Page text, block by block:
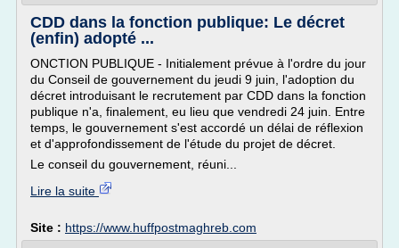
CDD dans la fonction publique: Le décret
(enfin) adopté ...
ONCTION PUBLIQUE - Initialement prévue à l'ordre du jour
du Conseil de gouvernement du jeudi 9 juin, l'adoption du
décret introduisant le recrutement par CDD dans la fonction
publique n'a, finalement, eu lieu que vendredi 24 juin. Entre
temps, le gouvernement s'est accordé un délai de réflexion
et d'approfondissement de l'étude du projet de décret.
Le conseil du gouvernement, réuni...
Lire la suite
Site : https://www.huffpostmaghreb.com